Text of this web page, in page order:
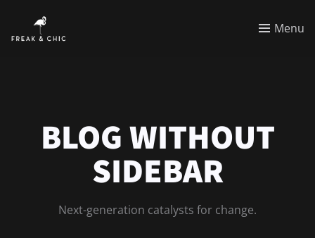
Menu
BLOG WITHOUT
SIDEBAR
Next-generation catalysts for change.